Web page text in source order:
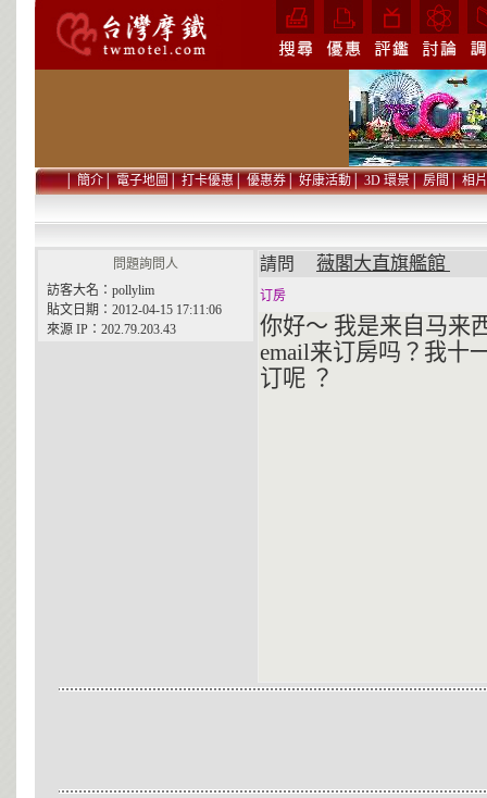
│簡介│電子地圖│打卡優惠│優惠券│好康活動│3D 環景│房間│相片
問題詢問人
訪客大名：pollylim
貼文日期：2012-04-15 17:11:06
來源 IP：202.79.203.43
請問 薇閣大直旗艦館
订房
你好～ 我是来自马来
email来订房吗？我十
订呢 ？